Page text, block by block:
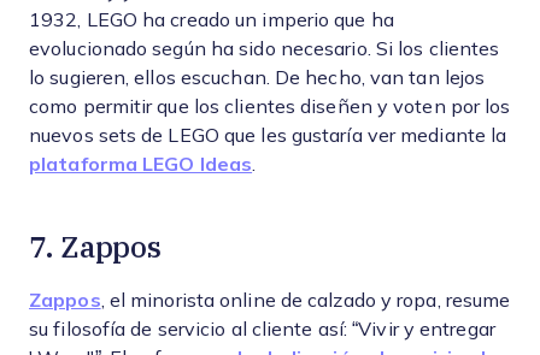
1932, LEGO ha creado un imperio que ha
evolucionado según ha sido necesario. Si los clientes
lo sugieren, ellos escuchan. De hecho, van tan lejos
como permitir que los clientes diseñen y voten por los
nuevos sets de LEGO que les gustaría ver mediante la
plataforma LEGO Ideas
7. Zappos
Zappos , el minorista online de calzado y ropa, resume
su filosofía de servicio al cliente así: “Vivir y entregar